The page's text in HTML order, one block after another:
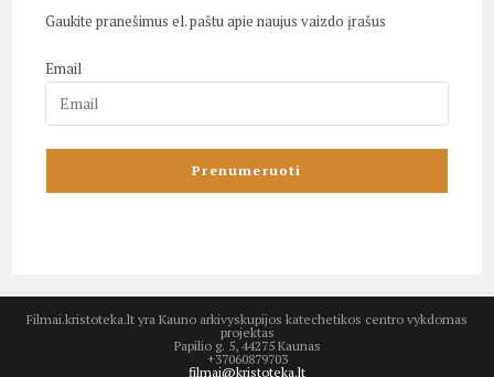
Gaukite pranešimus el. paštu apie naujus vaizdo įrašus
Email
Filmai.kristoteka.lt yra Kauno arkivyskupijos katechetikos centro vykdomas
projektas
Papilio g. 5, 44275 Kaunas
+37060879703
filmai@kristoteka.lt